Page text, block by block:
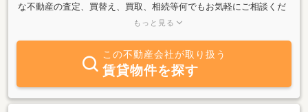
な不動産の査定、買替え、買取、相続等何でもお気軽にご相談くだ
さい。経験豊富なスタッフが、お客様の立場にあった最適な取引を
もっと見る
この不動産会社が取り扱う
賃貸物件を探す